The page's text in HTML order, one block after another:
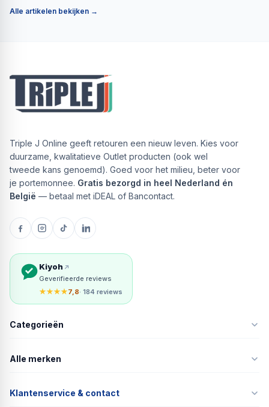
Alle artikelen bekijken →
Triple J Online geeft retouren een nieuw leven. Kies voor
duurzame, kwalitatieve Outlet producten (ook wel
tweede kans genoemd). Goed voor het milieu, beter voor
je portemonnee. Gratis bezorgd in heel Nederland én
België — betaal met iDEAL of Bancontact.
Kiyoh
Geverifieerde reviews
★★★★7,8· 184 reviews
Categorieën
Alle merken
Klantenservice & contact